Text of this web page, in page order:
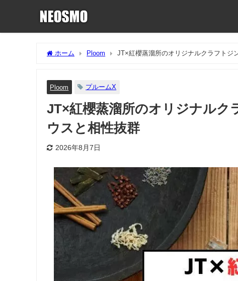
ホーム Ploom JT×紅櫻蒸溜所のオリジナルクラフトジ
Ploom プルームX
JT×紅櫻蒸溜所のオリジナルク
ウスと相性抜群
2026年8月7日